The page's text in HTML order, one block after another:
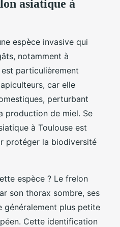
asiatique à
espèce invasive qui
notamment à
particulièrement
car elle
perturbant
production de miel. Se
à Toulouse est
protéger la biodiversité
espèce ? Le frelon
son thorax sombre, ses
généralement plus petite
Cette identification